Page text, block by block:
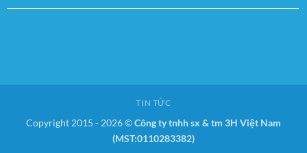
TIN TỨC
Copyright 2015 - 2026 ©Công ty tnhh sx & tm 3H Việt Nam
(MST:0110283382)